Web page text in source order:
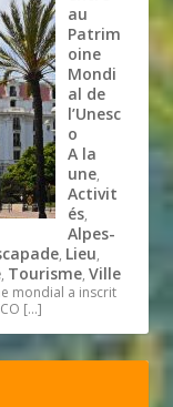
au
Patrim
oine
Mondi
al de
l’Unesc
o
A la
une,
Activit
és,
Alpes-
, Lieu,
, Tourisme,Ville
mondial a inscrit
[…]